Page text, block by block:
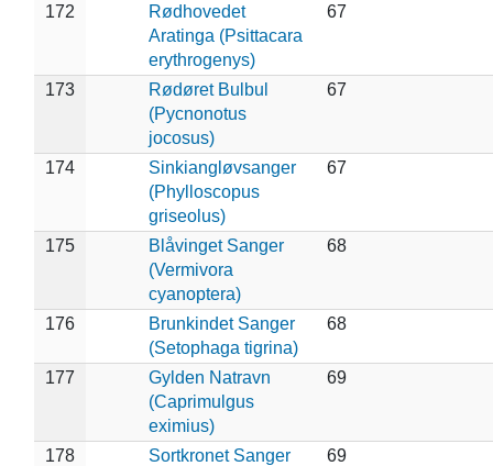
172
Rødhovedet
Aratinga (Psittacara
erythrogenys)
67
173
Rødøret Bulbul
(Pycnonotus
jocosus)
67
174
Sinkiangløvsanger
(Phylloscopus
griseolus)
67
175
Blåvinget Sanger
(Vermivora
cyanoptera)
68
176
Brunkindet Sanger
(Setophaga tigrina)
68
177
Gylden Natravn
(Caprimulgus
eximius)
69
178
Sortkronet Sanger
69